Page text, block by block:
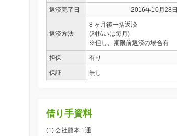
返済完了日 2016年10月28日
返済方法
8 ヶ月後一括返済
(利払いは毎月)
※但し、期限前返済の場合有
担保 有り
保証 無し
借り手資料
(1) 会社謄本 1通